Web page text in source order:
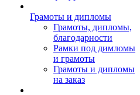
Грамоты и дипломы
Грамоты, дипломы,
благодарности
Рамки под димломы
и грамоты
Грамоты и дипломы
на заказ